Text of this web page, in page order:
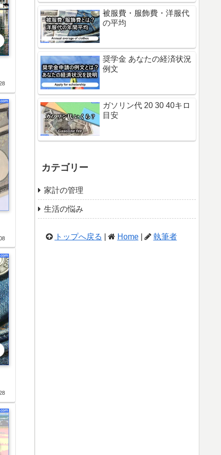
被服費・服飾費・洋服代
の平均
奨学金 あなたの経済状況
例文
ガソリン代 20 30 40キロ
目安
カテゴリー
家計の管理
生活の悩み
トップへ戻る Home| 執筆者